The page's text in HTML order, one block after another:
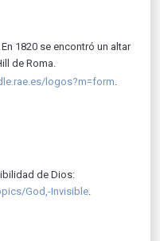
1820 se encontró un altar
de Roma.
logos?m=form.
de Dios:
God,-Invisible